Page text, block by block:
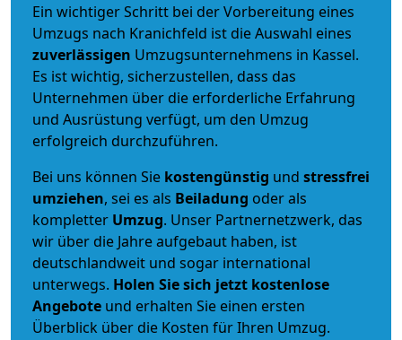
Ein wichtiger Schritt bei der Vorbereitung eines
Umzugs nach Kranichfeld ist die Auswahl eines
zuverlässigen Umzugsunternehmens in Kassel.
Es ist wichtig, sicherzustellen, dass das
Unternehmen über die erforderliche Erfahrung
und Ausrüstung verfügt, um den Umzug
erfolgreich durchzuführen.
Bei uns können Sie kostengünstig und stressfrei
umziehen, sei es als Beiladung oder als
kompletter Umzug. Unser Partnernetzwerk, das
wir über die Jahre aufgebaut haben, ist
deutschlandweit und sogar international
unterwegs. Holen Sie sich jetzt kostenlose
Angebote und erhalten Sie einen ersten
Überblick über die Kosten für Ihren Umzug.